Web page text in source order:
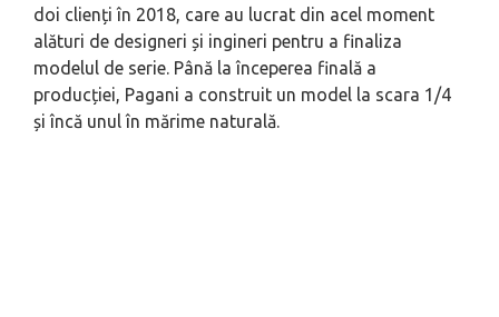
doi clienți în 2018, care au lucrat din acel moment
alături de designeri și ingineri pentru a finaliza
modelul de serie. Până la începerea finală a
producției, Pagani a construit un model la scara 1/4
și încă unul în mărime naturală.